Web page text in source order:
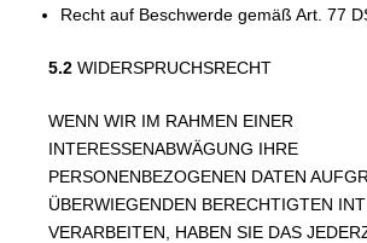
Recht auf Beschwerde gemäß Art. 77
5.2 WIDERSPRUCHSRECHT
WENN WIR IM RAHMEN EINER
INTERESSENABWÄGUNG IHRE
PERSONENBEZOGENEN DATEN
ÜBERWIEGENDEN BERECHTIGTEN
VERARBEITEN, HABEN SIE DAS